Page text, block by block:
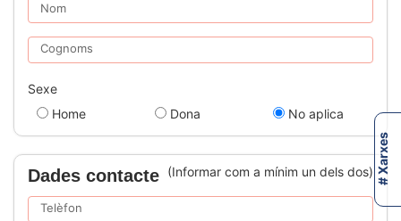
Nom
Cognoms
Sexe
Home
Dona No aplica
Dades contacte (Informar com a mínim un dels dos)
Telèfon
# Xarxes